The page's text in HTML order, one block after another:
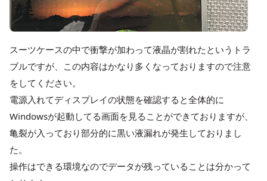
スーツケースの中で衝撃が加わって液晶が割れたというトラ
ブルですが、この内容はかなり多くなっておりますので注意
をしてください。
電源入れてディスプレイの状態を確認すると全体的に
Windowsが起動してる画面を見ることができておりますが、
亀裂が入っており部分的に黒い液漏れが発生しておりまし
た。
操作はできる環境なのでデータが残っていることは分かって